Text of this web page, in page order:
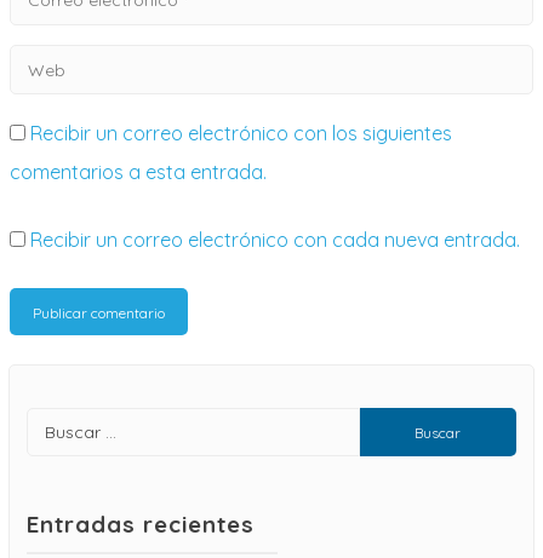
Recibir un correo electrónico con los siguientes
comentarios a esta entrada.
Recibir un correo electrónico con cada nueva entrada.
Entradas recientes